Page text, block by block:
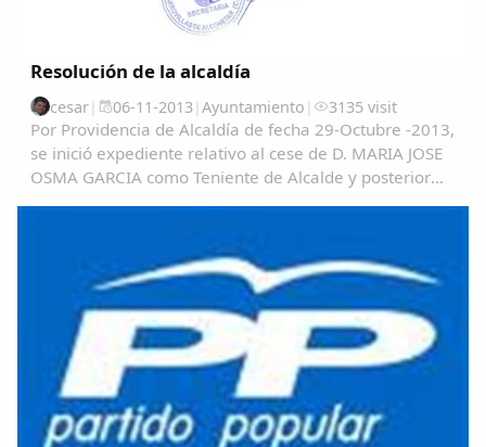
Resolución de la alcaldía
cesar| 06-11-2013| Ayuntamiento | 3135 visit
Por Providencia de Alcaldía de fecha 29-Octubre -2013,
se inició expediente relativo al cese de D. MARIA JOSE
OSMA GARCIA como Teniente de Alcalde y posterior